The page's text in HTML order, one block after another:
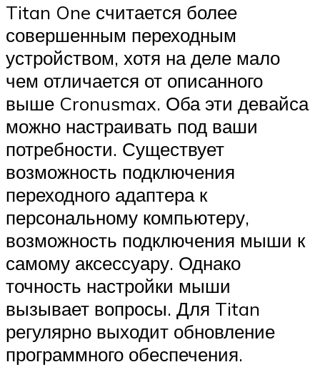
Titan One считается более
совершенным переходным
устройством, хотя на деле мало
чем отличается от описанного
выше Cronusmax. Оба эти девайса
можно настраивать под ваши
потребности. Существует
возможность подключения
переходного адаптера к
персональному компьютеру,
возможность подключения мыши к
самому аксессуару. Однако
точность настройки мыши
вызывает вопросы. Для Titan
регулярно выходит обновление
программного обеспечения.